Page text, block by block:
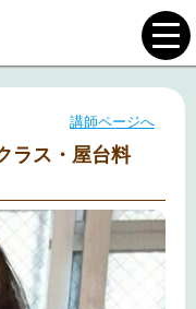
講師ページへ
ラス・屋台料